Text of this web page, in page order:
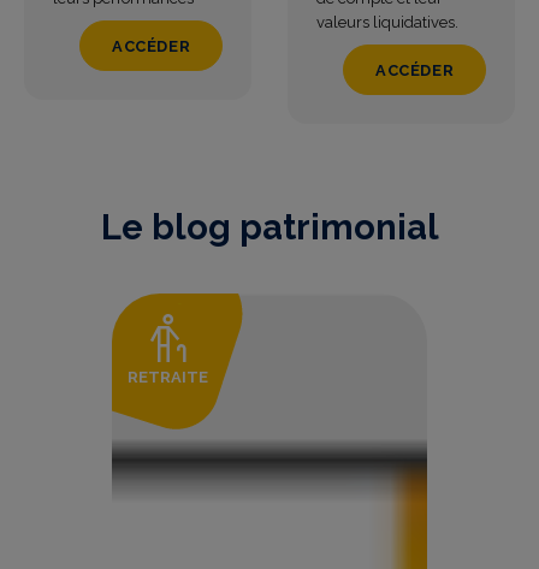
ACCÉDER
valeurs liquidatives.
ACCÉDER
Le blog patrimonial
RETRAITE